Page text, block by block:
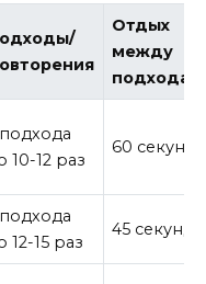
Отдых
между
10-12 раз
60 секунд
12-15 раз
45 секунд